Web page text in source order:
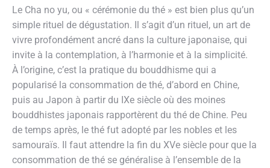
Le Cha no yu, ou « cérémonie du thé » est bien plus qu’un
simple rituel de dégustation. Il s’agit d’un rituel, un art de
vivre profondément ancré dans la culture japonaise, qui
invite à la contemplation, à l’harmonie et à la simplicité.
À l’origine, c’est la pratique du bouddhisme qui a
popularisé la consommation de thé, d’abord en Chine,
puis au Japon à partir du IXe siècle où des moines
bouddhistes japonais rapportèrent du thé de Chine. Peu
de temps après, le thé fut adopté par les nobles et les
samouraïs. Il faut attendre la fin du XVe siècle pour que la
consommation de thé se généralise à l’ensemble de la